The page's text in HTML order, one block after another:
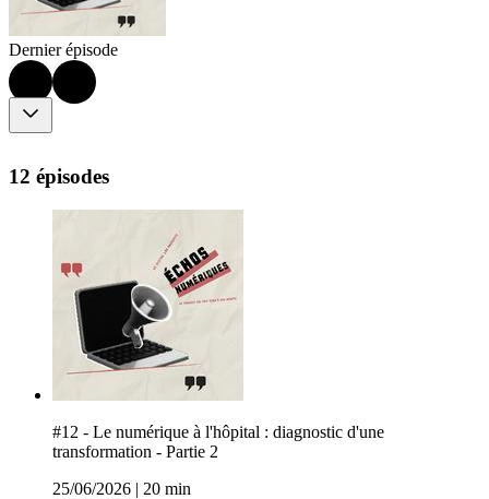
Dernier épisode
12 épisodes
#12 - Le numérique à l'hôpital : diagnostic d'une
transformation - Partie 2
25/06/2026 | 20 min